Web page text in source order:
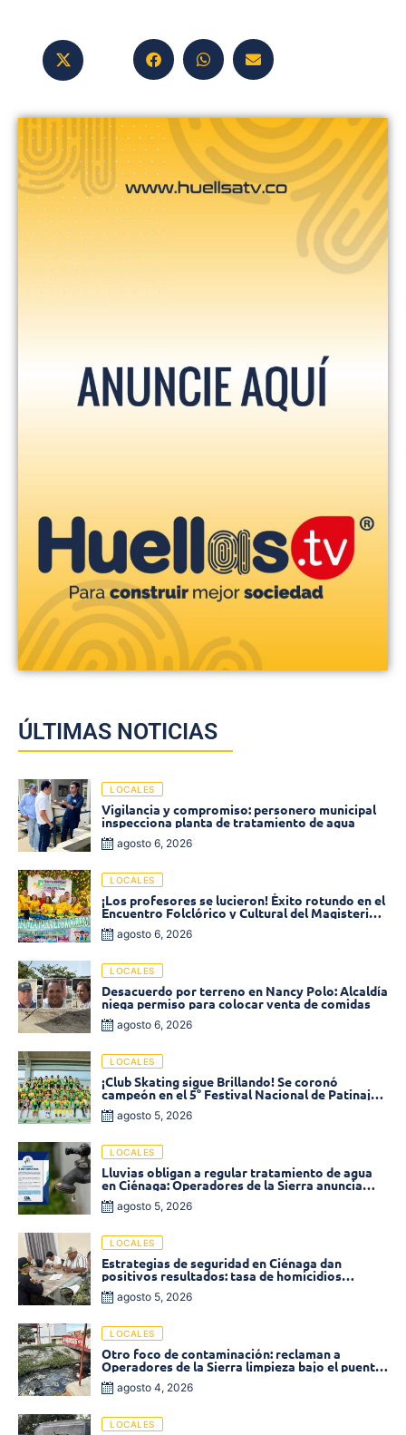
ÚLTIMAS NOTICIAS
LOCALES
Vigilancia y compromiso: personero municipal
inspecciona planta de tratamiento de agua
agosto 6, 2026
LOCALES
¡Los profesores se lucieron! Éxito rotundo en el
Encuentro Folclórico y Cultural del Magisterio
2026 en Ciénaga
agosto 6, 2026
LOCALES
Desacuerdo por terreno en Nancy Polo: Alcaldía
niega permiso para colocar venta de comidas
agosto 6, 2026
LOCALES
¡Club Skating sigue Brillando! Se coronó
campeón en el 5° Festival Nacional de Patinaje
«Soledad sobre Ruedas»
agosto 5, 2026
LOCALES
Lluvias obligan a regular tratamiento de agua
en Ciénaga: Operadores de la Sierra anuncia
baja presión en varios sectores
agosto 5, 2026
LOCALES
Estrategias de seguridad en Ciénaga dan
positivos resultados: tasa de homicidios
disminuyó un 58% en 2026
agosto 5, 2026
LOCALES
Otro foco de contaminación: reclaman a
Operadores de la Sierra limpieza bajo el puente
de la calle 19 con carrera 11
agosto 4, 2026
LOCALES